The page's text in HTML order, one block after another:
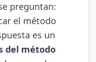
preguntan:
el método
es un
del método